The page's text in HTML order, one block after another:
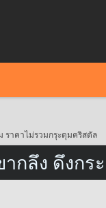
ราคาไม่รวมกรุะดุมคริสตัล
กลึง ดึงก